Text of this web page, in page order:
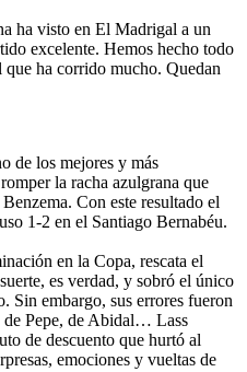
ha visto en El Madrigal a un
excelente. Hemos hecho todo
que ha corrido mucho. Quedan
de los mejores y más
la racha azulgrana que
Con este resultado el
1-2 en el Santiago Bernabéu.
en la Copa, rescata el
es verdad, y sobró el único
Sin embargo, sus errores fueron
de Pepe, de Abidal… Lass
de descuento que hurtó al
emociones y vueltas de